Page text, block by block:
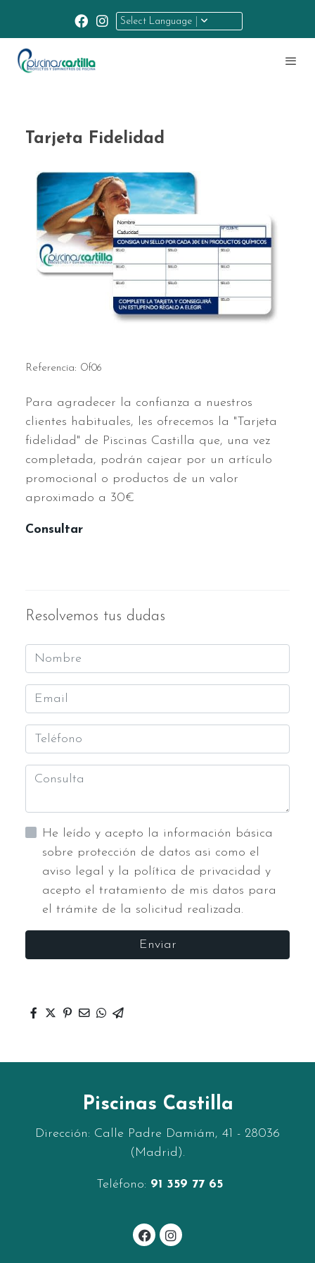
Select Language
Tarjeta Fidelidad
Referencia: Of06
Para agradecer la confianza a nuestros
clientes habituales, les ofrecemos la "Tarjeta
fidelidad" de Piscinas Castilla que, una vez
completada, podrán cajear por un artículo
promocional o productos de un valor
aproximado a 30€
Consultar
Resolvemos tus dudas
He leído y acepto la información básica
sobre protección de datos asi como el
aviso legal y la política de privacidad y
acepto el tratamiento de mis datos para
el trámite de la solicitud realizada.
Enviar
Piscinas Castilla
Dirección: Calle Padre Damiám, 41 - 28036
(Madrid).
Teléfono: 91 359 77 65